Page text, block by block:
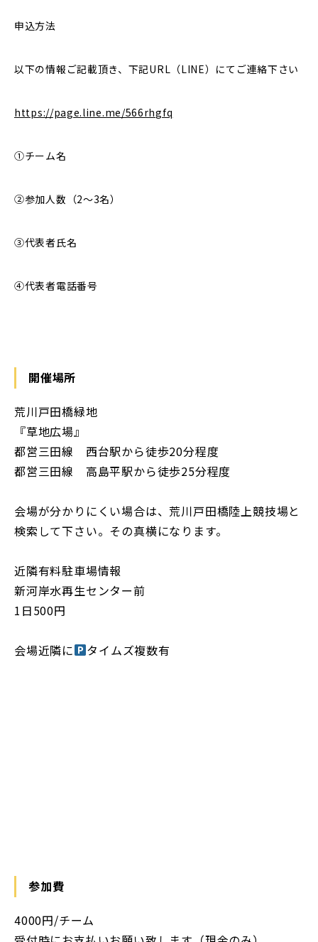
申込方法
以下の情報ご記載頂き、下記URL （LINE）にてご連絡下さい
https://page.line.me/566rhgfq
①チーム名
②参加人数（2〜3名）
③代表者氏名
④代表者電話番号
開催場所
荒川戸田橋緑地
『草地広場』
都営三田線 西台駅から徒歩20分程度
都営三田線 高島平駅から徒歩25分程度
会場が分かりにくい場合は、荒川戸田橋陸上競技場と
検索して下さい。その真横になります。
近隣有料駐車場情報
新河岸水再生センター前
1日500円
会場近隣に タイムズ複数有
参加費
4000円/チーム